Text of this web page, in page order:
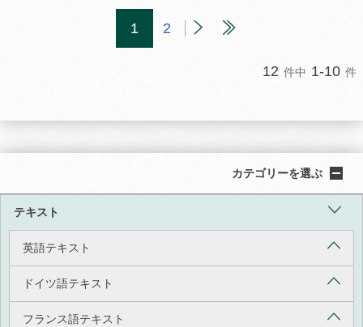
1 2
12 件中 1-10 件
カテゴリーを選ぶ
テキスト
英語テキスト
ドイツ語テキスト
フランス語テキスト